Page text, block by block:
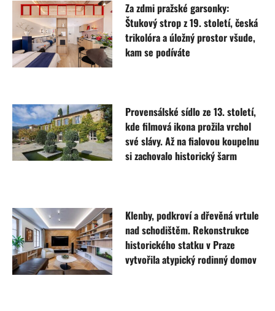
Za zdmi pražské garsonky:
Štukový strop z 19. století, česká
trikolóra a úložný prostor všude,
kam se podíváte
Provensálské sídlo ze 13. století,
kde filmová ikona prožila vrchol
své slávy. Až na fialovou koupelnu
si zachovalo historický šarm
Klenby, podkroví a dřevěná vrtule
nad schodištěm. Rekonstrukce
historického statku v Praze
vytvořila atypický rodinný domov